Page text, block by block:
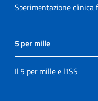
Sperimentazione clinica
5 per mille
Il 5 per mille e l'ISS